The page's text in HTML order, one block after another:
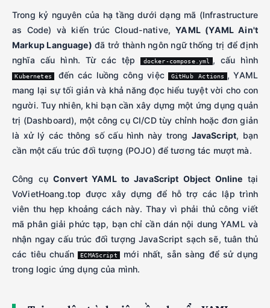
Trong kỷ nguyên của hạ tầng dưới dạng mã (Infrastructure
as Code) và kiến trúc Cloud-native,YAML (YAML Ain't
Markup Language) đã trở thành ngôn ngữ thống trị để định
nghĩa cấu hình. Từ các tệp docker-compose.yml , cấu hình
Kubernetes đến các luồng công việc GitHub Actions , YAML
mang lại sự tối giản và khả năng đọc hiểu tuyệt vời cho con
người. Tuy nhiên, khi bạn cần xây dựng một ứng dụng quản
trị (Dashboard), một công cụ CI/CD tùy chỉnh hoặc đơn giản
là xử lý các thông số cấu hình này trong JavaScript, bạn
cần một cấu trúc đối tượng (POJO) để tương tác mượt mà.
Công cụConvert YAML to JavaScript Object Online tại
VoVietHoang.top được xây dựng để hỗ trợ các lập trình
viên thu hẹp khoảng cách này. Thay vì phải thủ công viết
mã phân giải phức tạp, bạn chỉ cần dán nội dung YAML và
nhận ngay cấu trúc đối tượng JavaScript sạch sẽ, tuân thủ
các tiêu chuẩn
ECMAScript
mới nhất, sẵn sàng để sử dụng
trong logic ứng dụng của mình.